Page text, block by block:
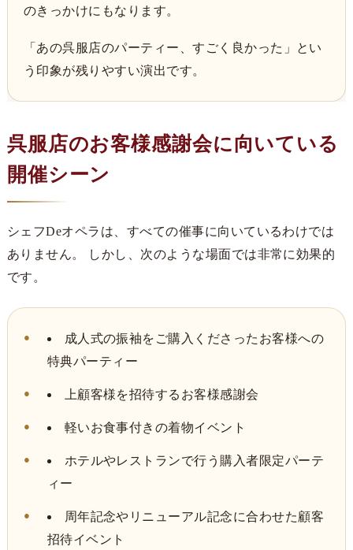
のきっかけにもなります。
「あの呉服店のパーティー、すごく良かった」とい
う印象が残りやすい演出です。
呉服店のお客様感謝会に向いている
開催シーン
シェフDeオペラは、すべての催事に向いているわけでは
ありません。 しかし、次のような場面では非常に効果的
です。
成人式の振袖をご購入くださったお客様への
特典パーティー
上顧客様を招待するお客様感謝会
軽いお食事付きの着物イベント
ホテルやレストランで行う購入者限定パーテ
ィー
周年記念やリニューアル記念に合わせた顧客
招待イベント